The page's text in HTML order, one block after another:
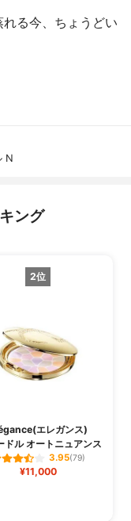
る今、ちょうどい
N
ング
2位
エレガンス)
ドル オートニュアンス
3.95(79)
¥11,000